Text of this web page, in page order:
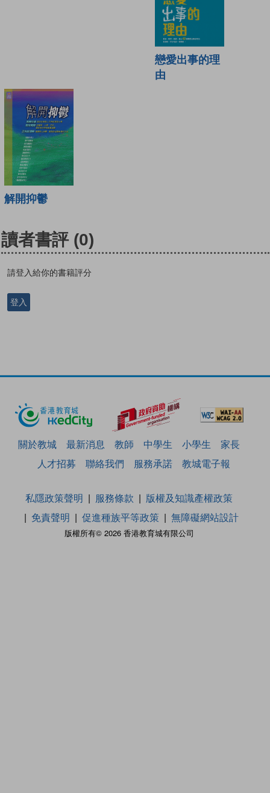
戀愛出事的理
由
解開抑鬱
讀者書評 (0)
請登入給你的書籍評分
登入
關於教城 最新消息 教師 中學生 小學生
家長
人才招募
聯絡我們 服務承諾 教城電子報
版權所有© 2026 香港教育城有限公司
私隱政策聲明 服務條款
版權及知識產權政策
免責聲明
促進種族平等政策 無障礙網站設計